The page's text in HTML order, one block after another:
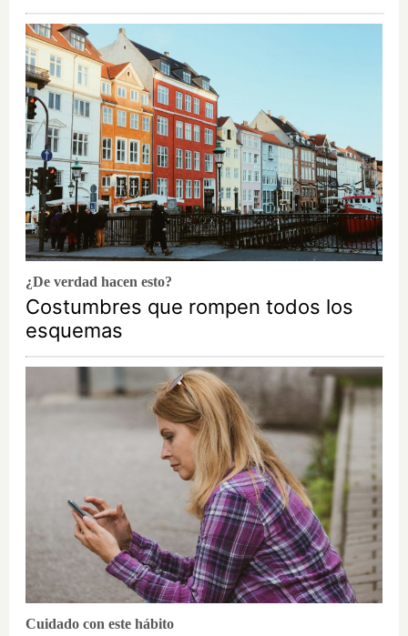
¿De verdad hacen esto?
Costumbres que rompen todos los
esquemas
Cuidado con este hábito